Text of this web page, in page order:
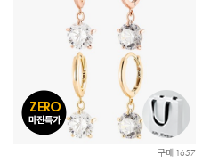
구매 1657